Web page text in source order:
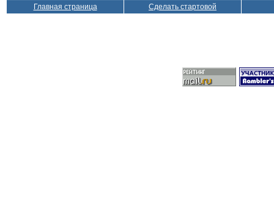
Главная страница Сделать стартовой